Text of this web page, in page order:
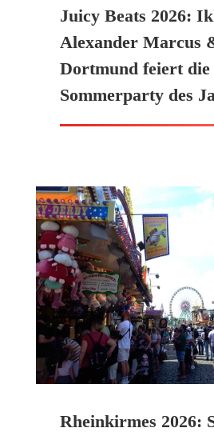
Juicy Beats 2026:
Alexander Marcus
Dortmund feiert die
Sommerparty des
Rheinkirmes 2026: